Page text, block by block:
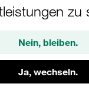
zu
Nein, bleiben.
Ja, wechseln.
Schraube
AS-M-W3
1110000993